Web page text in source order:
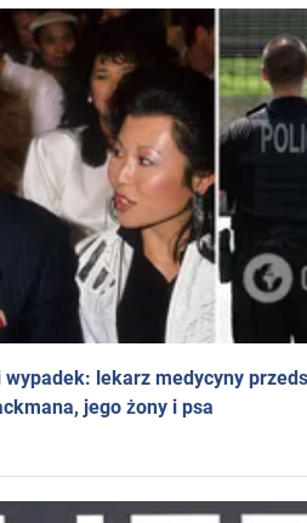
lekarz medycyny
jego żony i psa